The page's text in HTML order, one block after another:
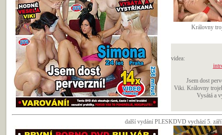
Královny
videa:
Jsem dost
Viki. Královny
Vysátá a
další vydání PLESKDVD vychází 5.